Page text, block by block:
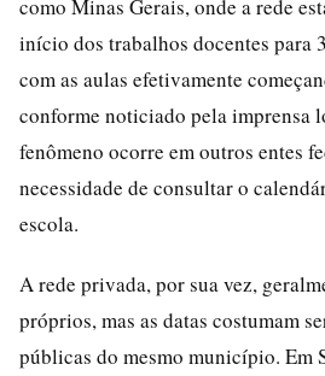
como Minas Gerais, onde a rede
início dos trabalhos docentes para
com as aulas efetivamente
conforme noticiado pela imprensa
fenômeno ocorre em outros entes
necessidade de consultar o
escola.
A rede privada, por sua vez,
próprios, mas as datas costumam
públicas do mesmo município. Em